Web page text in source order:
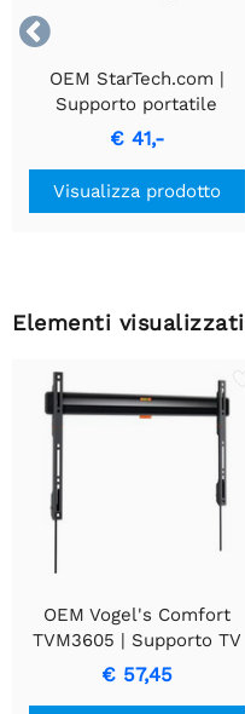

OEM StarTech.com |
Supporto portatile
regolabile per laptop |
Compatto e leggero
€ 41,-
Visualizza prodotto
Elementi
OEM Vogel's Comfort
TVM3605 | Supporto TV
fisso | 40-100" | max 75kg
| VESA 600x400
€ 57,45